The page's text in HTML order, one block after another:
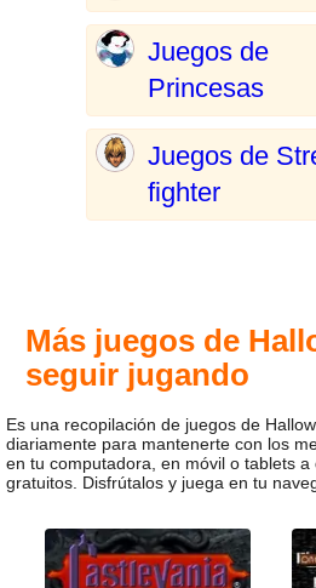
Juegos de
Princesas
Juegos de
fighter
Más juegos de
seguir jugando
Es una recopilación de juegos de
diariamente para mantenerte con los
en tu computadora, en móvil o tablets
gratuitos. Disfrútalos y juega en tu